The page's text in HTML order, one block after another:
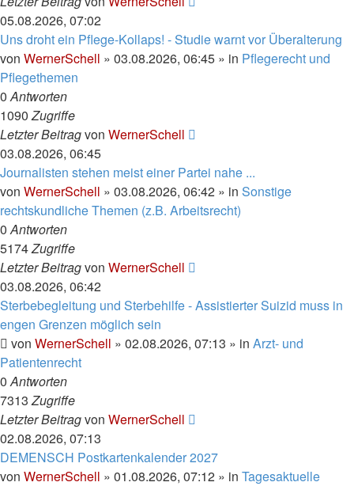
05.08.2026, 07:02
Uns droht ein Pflege-Kollaps! - Studie warnt vor Überalterung
von WernerSchell » 03.08.2026, 06:45 » in Pflegerecht und
Pflegethemen
0Antworten
1090Zugriffe
Letzter Beitragvon WernerSchell
03.08.2026, 06:45
Journalisten stehen meist einer Partei nahe ...
von WernerSchell » 03.08.2026, 06:42 » in Sonstige
rechtskundliche Themen (z.B. Arbeitsrecht)
0Antworten
5174Zugriffe
Letzter Beitragvon WernerSchell
03.08.2026, 06:42
Sterbebegleitung und Sterbehilfe - Assistierter Suizid muss in
engen Grenzen möglich sein
von WernerSchell » 02.08.2026, 07:13 » in Arzt- und
Patientenrecht
0Antworten
7313Zugriffe
Letzter Beitragvon WernerSchell
02.08.2026, 07:13
DEMENSCH Postkartenkalender 2027
von WernerSchell » 01.08.2026, 07:12 » in Tagesaktuelle